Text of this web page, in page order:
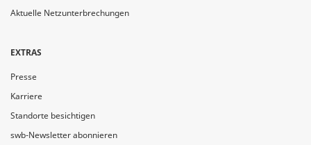
Aktuelle Netzunterbrechungen
EXTRAS
Presse
Karriere
Standorte besichtigen
swb-Newsletter abonnieren